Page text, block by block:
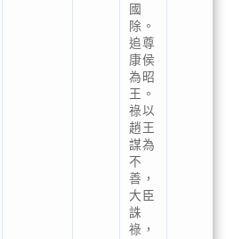
國
除。
追尊
康侯
為昭
王。
祿以
趙王
謀為
不
善，
大臣
誅
祿，